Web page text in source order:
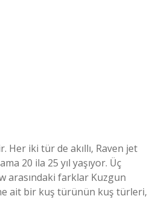
Her iki tür de akıllı, Raven jet
20 ila 25 yıl yaşıyor. Üç
arasındaki farklar Kuzgun
ait bir kuş türünün kuş türleri,